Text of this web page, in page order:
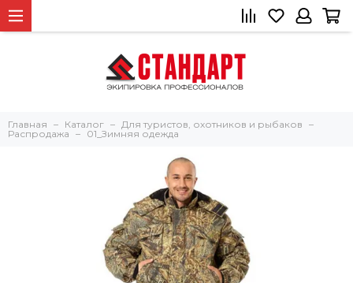
Главная Каталог
Для туристов, охотников и рыбаков
Распродажа
01_Зимняя одежда